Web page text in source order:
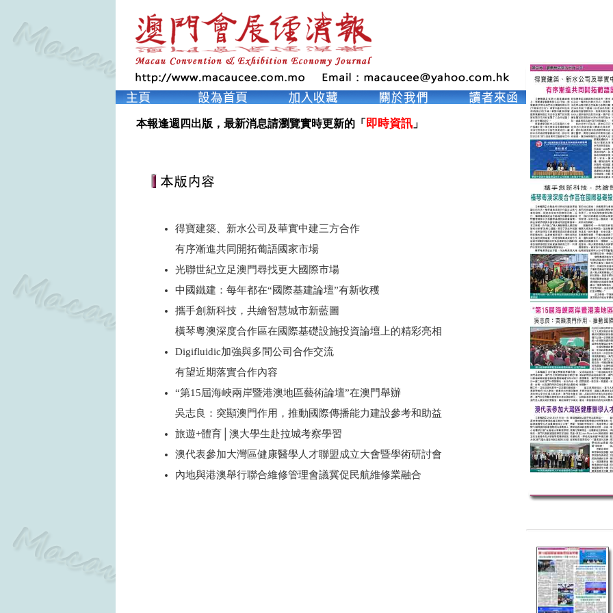
本報逢週四出版，最新消息請瀏覽實時更新的「 即時資訊」
得寶建築、新水公司及華實中建三方合作
有序漸進共同開拓葡語國家市場
光聯世紀立足澳門尋找更大國際市場
中國鐵建：每年都在“國際基建論壇”有新收穫
攜手創新科技，共繪智慧城市新藍圖
橫琴粵澳深度合作區在國際基礎設施投資論壇上的精彩亮相
Digifluidic加強與多間公司合作交流
有望近期落實合作內容
“第15屆海峽兩岸暨港澳地區藝術論壇”在澳門舉辦
吳志良：突顯澳門作用，推動國際傳播能力建設參考和助益
旅遊+體育│澳大學生赴拉城考察學習
澳代表參加大灣區健康醫學人才聯盟成立大會暨學術研討會
內地與港澳舉行聯合維修管理會議冀促民航維修業融合